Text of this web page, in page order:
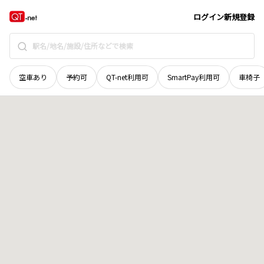
ログイン新規登録
空車あり 予約可 QT-net利用可 SmartPay利用可 車椅子
北海道